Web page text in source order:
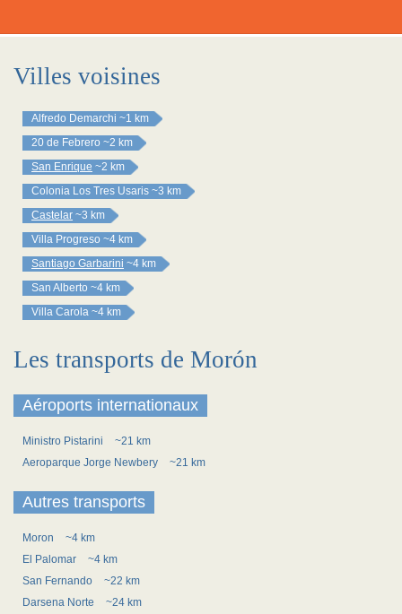
Villes voisines
Alfredo Demarchi ~1 km
20 de Febrero ~2 km
San Enrique ~2 km
Colonia Los Tres Usaris ~3 km
Castelar ~3 km
Villa Progreso ~4 km
Santiago Garbarini ~4 km
San Alberto ~4 km
Villa Carola ~4 km
Les transports de Morón
Aéroports internationaux
Ministro Pistarini
~21 km
Aeroparque Jorge Newbery
~21 km
Autres transports
Moron
~4 km
El Palomar
~4 km
San Fernando
~22 km
Darsena Norte
~24 km